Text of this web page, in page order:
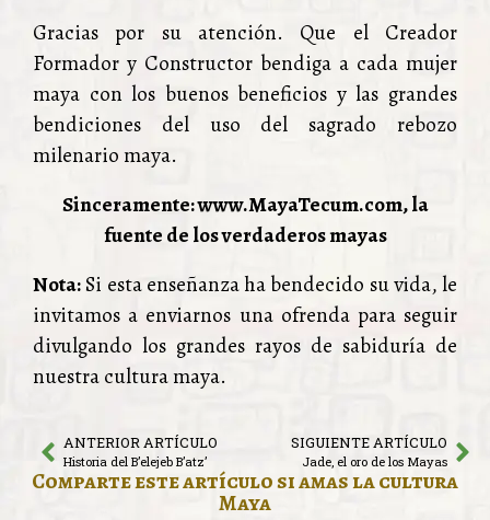
Gracias por su atención. Que el Creador
Formador y Constructor bendiga a cada mujer
maya con los buenos beneficios y las grandes
bendiciones del uso del sagrado rebozo
milenario maya.
Sinceramente: www.MayaTecum.com, la
fuente de los verdaderos mayas
Nota:Si esta enseñanza ha bendecido su vida, le
invitamos a enviarnos una ofrenda para seguir
divulgando los grandes rayos de sabiduría de
nuestra cultura maya.
ANTERIOR ARTÍCULO
Historia del B’elejeb B’atz’
SIGUIENTE ARTÍCULO
Jade, el oro de los Mayas
Comparte este artículo si amas la cultura
Maya